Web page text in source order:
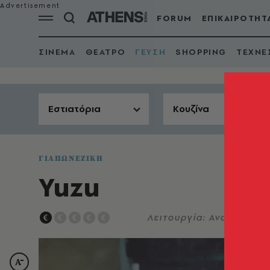
FORUM
ΣΙΝΕΜΑ ΘΕΑΤΡΟ ΓΕΥΣΗ SHOPPING
Εστιατόρια Κουζίνα
ΓΙΑΠΩΝΕΖΙΚΗ
Yuzu
Λειτουργία: Ανοικτό